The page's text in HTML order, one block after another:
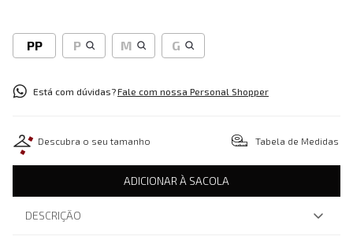
PP P M G
Está com dúvidas?Fale com nossa Personal Shopper
Descubra o seu tamanho Tabela de Medidas
ADICIONAR À SACOLA
DESCRIÇÃO